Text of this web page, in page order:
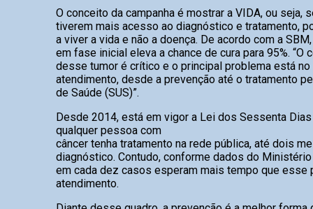
O conceito da campanha é mostrar a VIDA, ou seja,
tiverem mais acesso ao diagnóstico e tratamento,
a viver a vida e não a doença. De acordo com a
em fase inicial eleva a chance de cura para 95%. “O
desse tumor é crítico e o principal problema está
atendimento, desde a prevenção até o tratamento
de Saúde (SUS)”.
Desde 2014, está em vigor a Lei dos Sessenta Dias
qualquer pessoa com
câncer tenha tratamento na rede pública, até dois
diagnóstico. Contudo, conforme dados do Ministério
em cada dez casos esperam mais tempo que esse
atendimento.